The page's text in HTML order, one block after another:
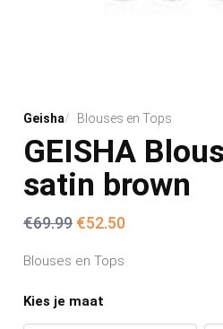
Geisha Blouses en Tops
GEISHA
satin brown
€69.99 Oorspronkelijke prijs
€52.50Huidige prijs
Blouses en Tops